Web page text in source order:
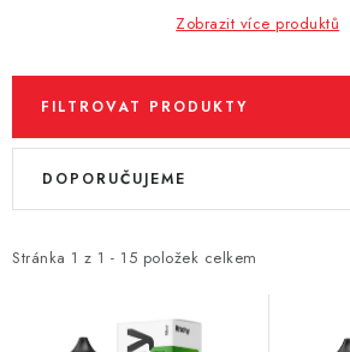
JEDNORÁZOVÉ A DOBÍJECÍ E-CIGARETY
NIKOTINOVÝ FILM
Zobrazit více produktů
FILTROVAT PRODUKTY
V
i
Stránka 1 z 1 - 15 položek celkem
Ř
e
DOPORUČUJEME